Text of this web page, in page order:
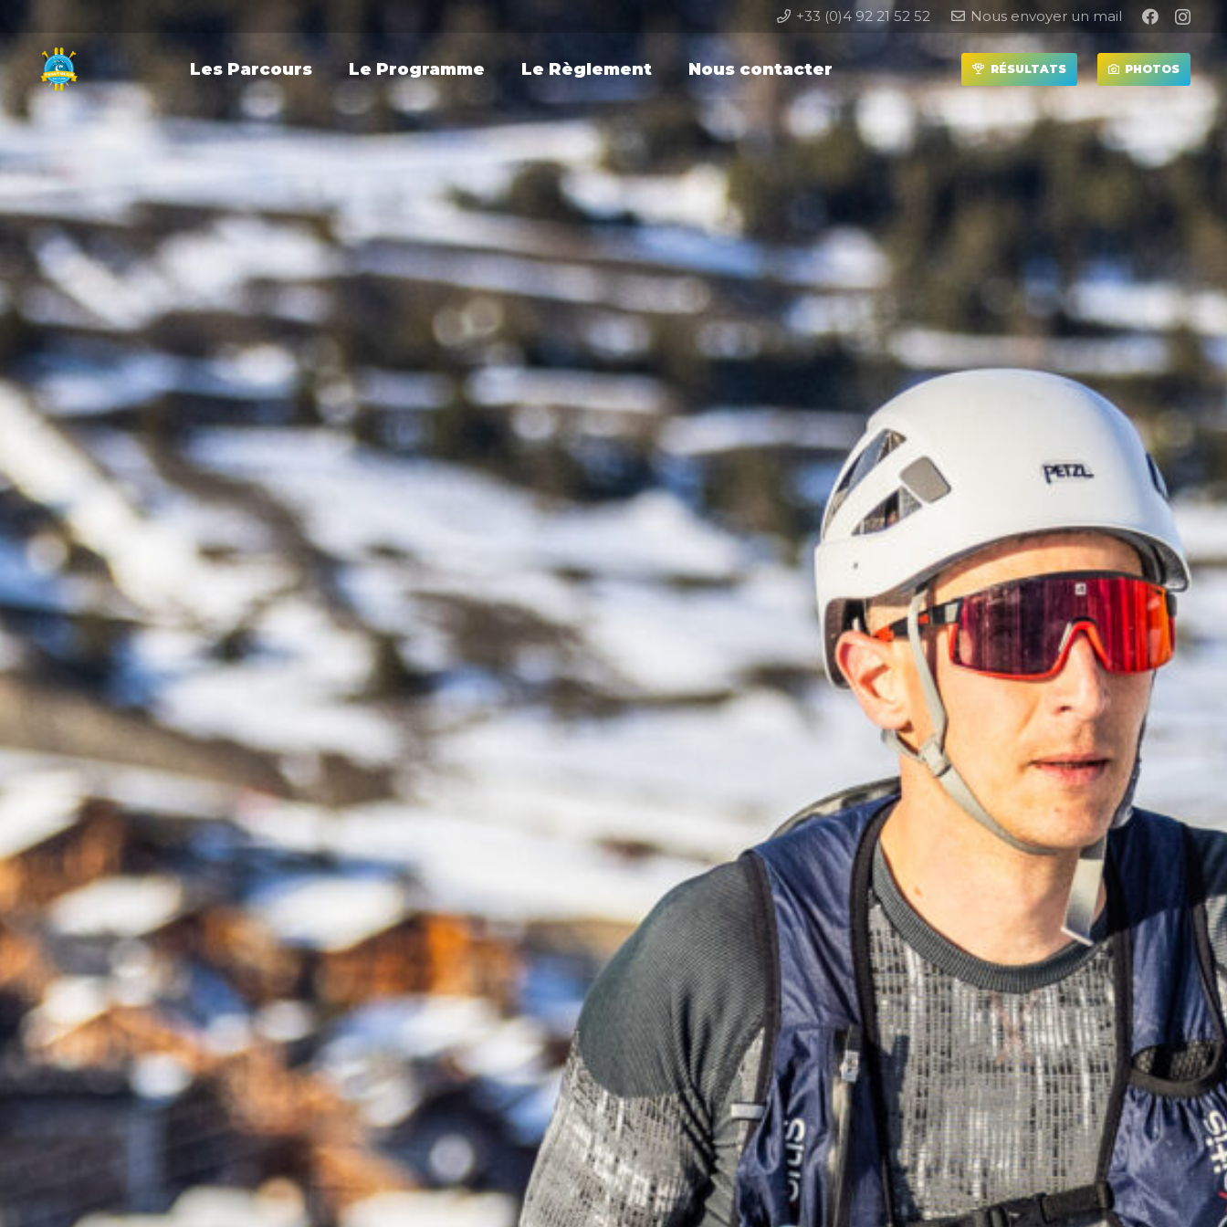
+33 (0)4 92 21 52 52 Nous envoyer un mail
Les Parcours Le Programme Le Règlement Nous contacter RÉSULTATS PHOTOS